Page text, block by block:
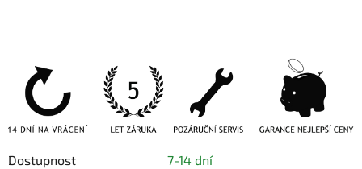
Dostupnost 7-14 dní